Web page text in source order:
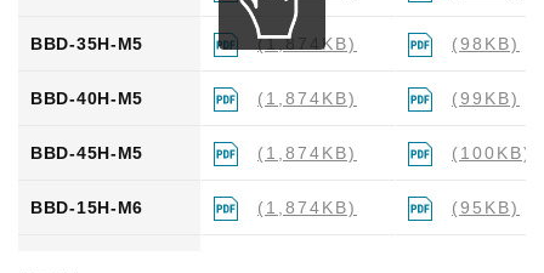
BBD-35H-M5 (1,874KB) (98KB)
BBD-40H-M5 (1,874KB) (99KB)
BBD-45H-M5 (1,874KB) (100KB)
BBD-15H-M6 (1,874KB) (95KB)